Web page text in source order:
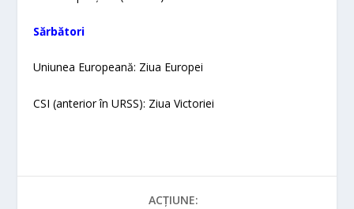
Sărbători
Uniunea Europeană: Ziua Europei
CSI (anterior în URSS): Ziua Victoriei
ACȚIUNE: